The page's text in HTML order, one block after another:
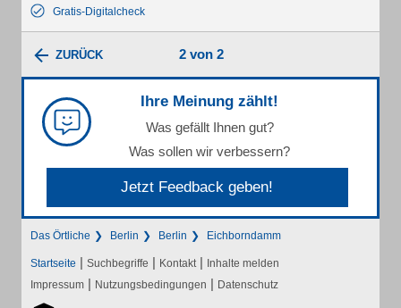
Gratis-Digitalcheck
ZURÜCK 2 von 2
Ihre Meinung zählt!
Was gefällt Ihnen gut?
Was sollen wir verbessern?
Jetzt Feedback geben!
Das Örtliche Berlin Berlin Eichborndamm
Startseite | Suchbegriffe | Kontakt | Inhalte melden
Impressum | Nutzungsbedingungen | Datenschutz